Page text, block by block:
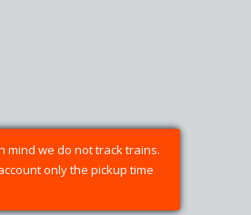
mind we do not track trains.
only the pickup time